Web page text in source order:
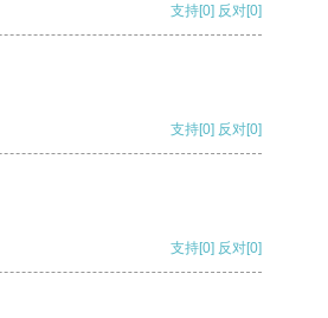
支持[0] 反对[0]
支持[0] 反对[0]
支持[0] 反对[0]